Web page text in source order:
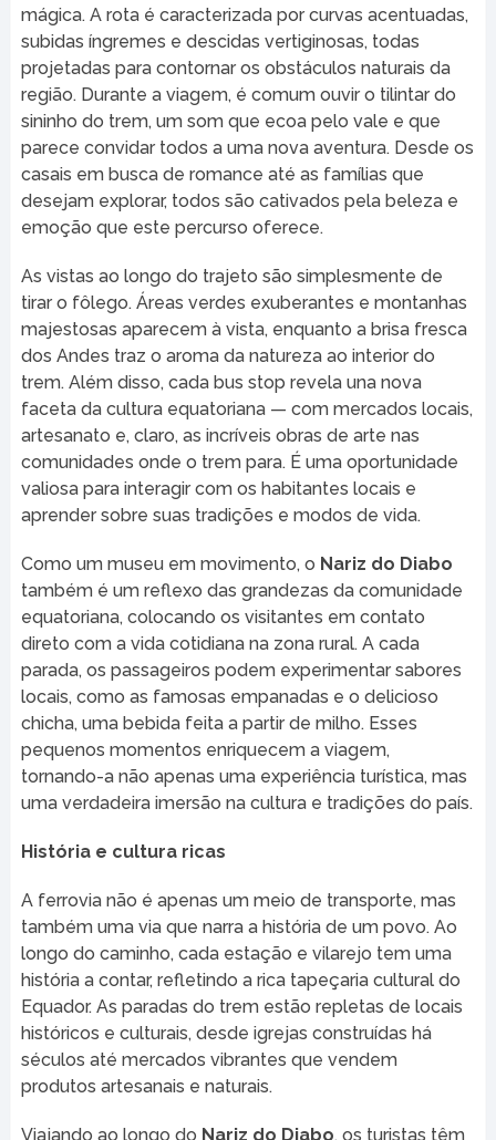
mágica. A rota é caracterizada por curvas acentuadas,
subidas íngremes e descidas vertiginosas, todas
projetadas para contornar os obstáculos naturais da
região. Durante a viagem, é comum ouvir o tilintar do
sininho do trem, um som que ecoa pelo vale e que
parece convidar todos a uma nova aventura. Desde os
casais em busca de romance até as famílias que
desejam explorar, todos são cativados pela beleza e
emoção que este percurso oferece.
As vistas ao longo do trajeto são simplesmente de
tirar o fôlego. Áreas verdes exuberantes e montanhas
majestosas aparecem à vista, enquanto a brisa fresca
dos Andes traz o aroma da natureza ao interior do
trem. Além disso, cada bus stop revela una nova
faceta da cultura equatoriana — com mercados locais,
artesanato e, claro, as incríveis obras de arte nas
comunidades onde o trem para. É uma oportunidade
valiosa para interagir com os habitantes locais e
aprender sobre suas tradições e modos de vida.
Como um museu em movimento, o Nariz do Diabo
também é um reflexo das grandezas da comunidade
equatoriana, colocando os visitantes em contato
direto com a vida cotidiana na zona rural. A cada
parada, os passageiros podem experimentar sabores
locais, como as famosas empanadas e o delicioso
chicha, uma bebida feita a partir de milho. Esses
pequenos momentos enriquecem a viagem,
tornando-a não apenas uma experiência turística, mas
uma verdadeira imersão na cultura e tradições do país.
História e cultura ricas
A ferrovia não é apenas um meio de transporte, mas
também uma via que narra a história de um povo. Ao
longo do caminho, cada estação e vilarejo tem uma
história a contar, refletindo a rica tapeçaria cultural do
Equador. As paradas do trem estão repletas de locais
históricos e culturais, desde igrejas construídas há
séculos até mercados vibrantes que vendem
produtos artesanais e naturais.
Viajando ao longo do Nariz do Diabo, os turistas têm